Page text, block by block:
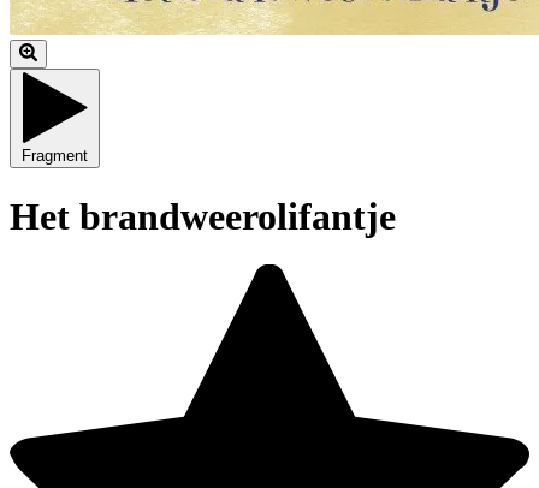
Fragment
Het brandweerolifantje